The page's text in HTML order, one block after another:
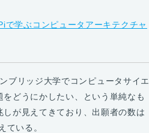
で学ぶコンピュータアーキテクチャ
ブリッジ大学でコンピュータサイエ
どうにかしたい、という単純なも
が見えてきており、出願者の数は
ている。